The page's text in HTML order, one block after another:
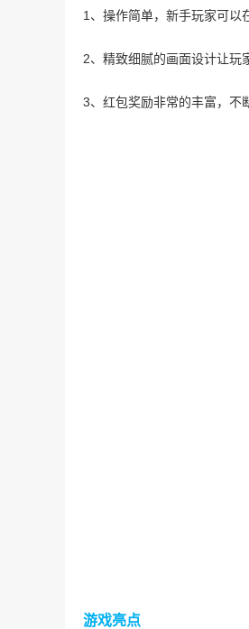
1、操作简单，新手玩家可以
2、精致细腻的画面设计让玩
3、红包奖励非常的丰富，不
游戏亮点